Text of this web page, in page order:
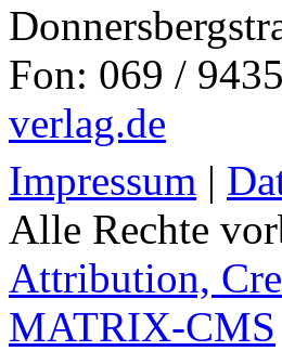
Fon: 069 /
verlag.de
Impressum |
Alle Rechte
Attribution,
MATRIX-CMS